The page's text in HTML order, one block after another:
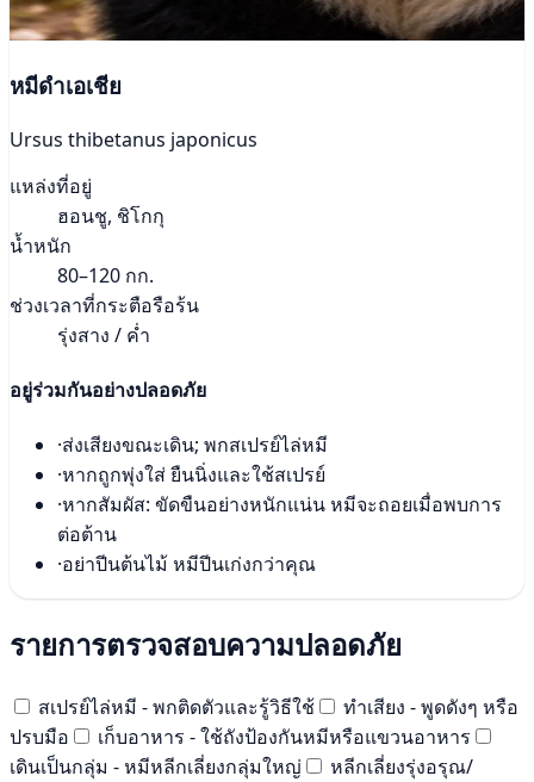
หมีดำเอเชีย
Ursus thibetanus japonicus
แหล่งที่อยู่
ฮอนชู, ชิโกกุ
น้ำหนัก
80–120 กก.
ช่วงเวลาที่กระตือรือร้น
รุ่งสาง / ค่ำ
อยู่ร่วมกันอย่างปลอดภัย
·ส่งเสียงขณะเดิน; พกสเปรย์ไล่หมี
·หากถูกพุ่งใส่ ยืนนิ่งและใช้สเปรย์
·หากสัมผัส: ขัดขืนอย่างหนักแน่น หมีจะถอยเมื่อพบการ
ต่อต้าน
·อย่าปีนต้นไม้ หมีปีนเก่งกว่าคุณ
รายการตรวจสอบความปลอดภัย
สเปรย์ไล่หมี - พกติดตัวและรู้วิธีใช้
ทำเสียง - พูดดังๆ หรือ
ปรบมือ
เก็บอาหาร - ใช้ถังป้องกันหมีหรือแขวนอาหาร
เดินเป็นกลุ่ม - หมีหลีกเลี่ยงกลุ่มใหญ่
หลีกเลี่ยงรุ่งอรุณ/